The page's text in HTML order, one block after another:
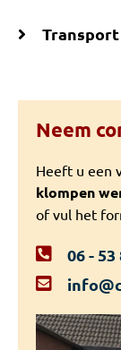
Transport
Neem
Heeft u een
klompen
of vul het
06 - 53